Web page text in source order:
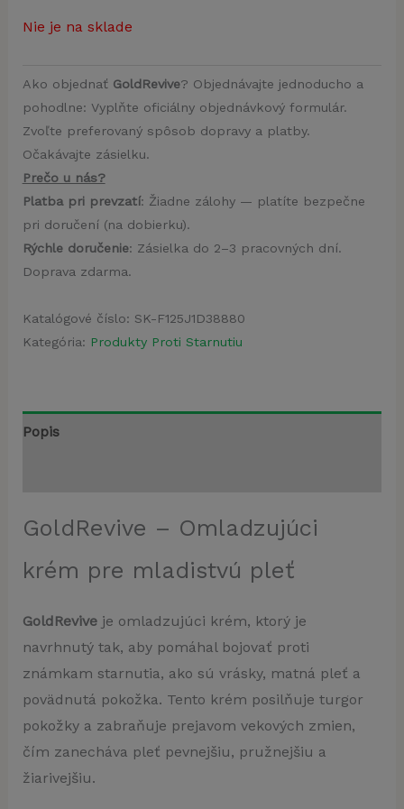
Nie je na sklade
Ako objednať GoldRevive? Objednávajte jednoducho a
pohodlne: Vyplňte oficiálny objednávkový formulár.
Zvoľte preferovaný spôsob dopravy a platby.
Očakávajte zásielku.
Prečo u nás?
Platba pri prevzatí: Žiadne zálohy — platíte bezpečne
pri doručení (na dobierku).
Rýchle doručenie: Zásielka do 2–3 pracovných dní.
Doprava zdarma.
Katalógové číslo: SK-F125J1D38880
Kategória: Produkty Proti Starnutiu
Popis
GoldRevive – Omladzujúci
krém pre mladistvú pleť
GoldReviveje omladzujúci krém, ktorý je
navrhnutý tak, aby pomáhal bojovať proti
známkam starnutia, ako sú vrásky, matná pleť a
povädnutá pokožka. Tento krém posilňuje turgor
pokožky a zabraňuje prejavom vekových zmien,
čím zanecháva pleť pevnejšiu, pružnejšiu a
žiarivejšiu.